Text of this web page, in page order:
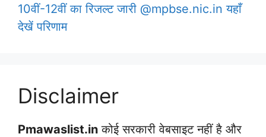
10वीं-12वीं का रिजल्ट जारी @mpbse.nic.in यहाँ
देखें परिणाम
Disclaimer
Pmawaslist.in कोई सरकारी वेबसाइट नहीं है और